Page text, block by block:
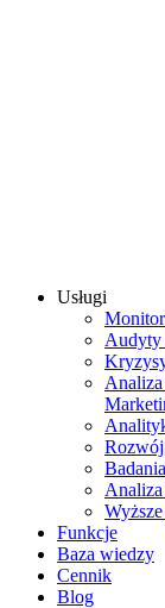
Usługi
Audyty
Analiza
Funkcje
Baza wiedzy
Cennik
Blog